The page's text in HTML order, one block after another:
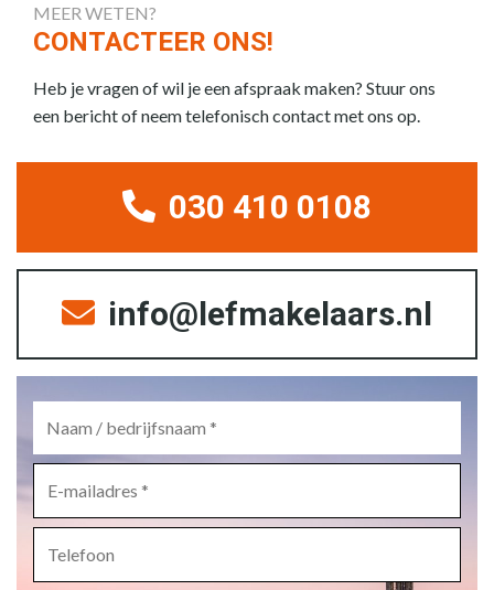
MEER WETEN?
CONTACTEER ONS!
Heb je vragen of wil je een afspraak maken? Stuur ons
een bericht of neem telefonisch contact met ons op.
030 410 0108
info@lefmakelaars.nl
mailadres *